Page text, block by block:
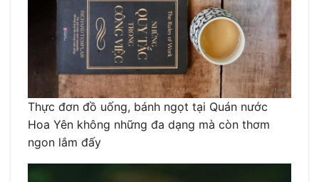
Thực đơn đồ uống, bánh ngọt tại Quán nước
Hoa Yên không những đa dạng mà còn thơm
ngon lắm đấy